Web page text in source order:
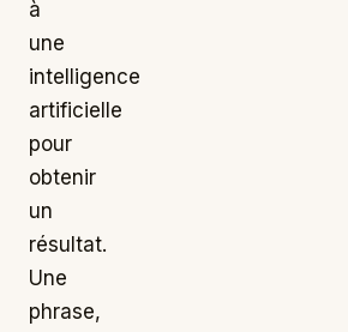
à
une
intelligence
artificielle
pour
obtenir
un
résultat.
Une
phrase,